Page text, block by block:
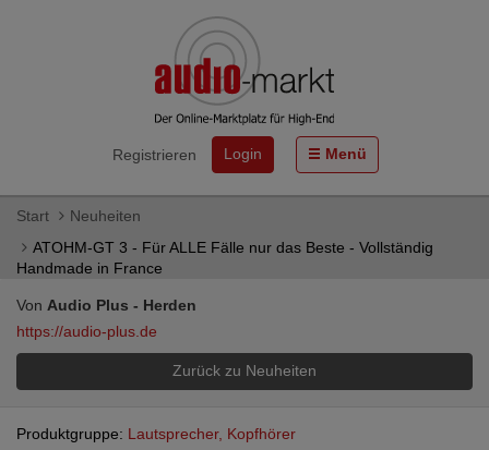
Registrieren Login Menü
Start
Neuheiten
ATOHM-GT 3 - Für ALLE Fälle nur das Beste - Vollständig
Handmade in France
Von Audio Plus - Herden
https://audio-plus.de
Zurück zu Neuheiten
Produktgruppe: Lautsprecher, Kopfhörer